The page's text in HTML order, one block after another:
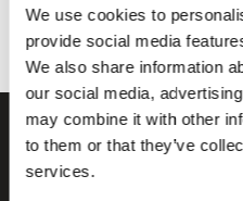
We use cookies to
provide social media
We also share information
our social media,
may combine it with other
to them or that they’ve
services.
***Le spese di spedizione
facchinaggio né la